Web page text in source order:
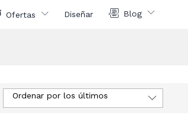
Ofertas Diseñar Blog
Ordenar por los últimos